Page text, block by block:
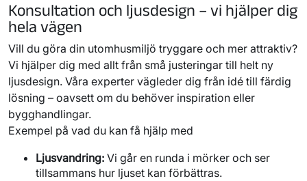
Konsultation och ljusdesign – vi hjälper dig
hela vägen
Vill du göra din utomhusmiljö tryggare och mer attraktiv?
Vi hjälper dig med allt från små justeringar till helt ny
ljusdesign. Våra experter vägleder dig från idé till färdig
lösning – oavsett om du behöver inspiration eller
bygghandlingar.
Exempel på vad du kan få hjälp med
Ljusvandring: Vi går en runda i mörker och ser
tillsammans hur ljuset kan förbättras.